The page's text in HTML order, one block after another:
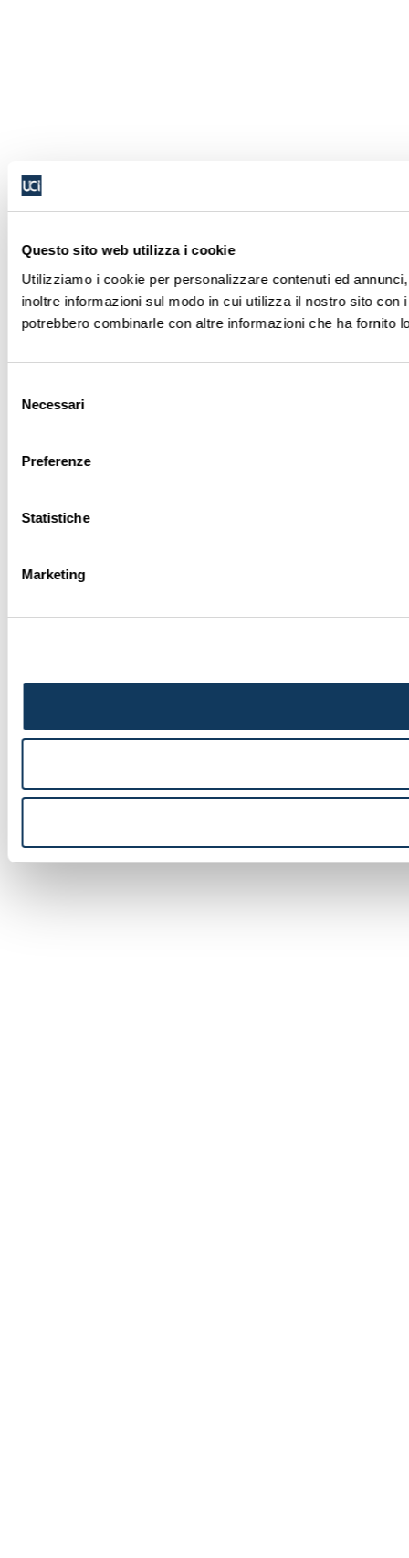
Questo sito web utilizza i cookie
Utilizziamo i cookie per personalizzare contenuti ed
inoltre informazioni sul modo in cui utilizza il nostro sito
potrebbero combinarle con altre informazioni che ha fornito
delNecessari
Preferenze
Statistiche
Marketing